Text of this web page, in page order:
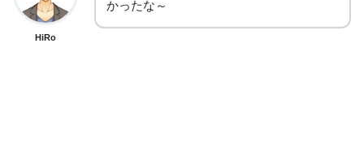
HiRo
かったな～